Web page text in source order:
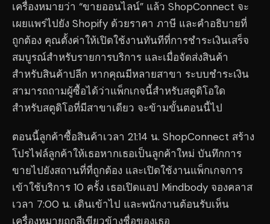
เครื่องหมายว่า “ขายออนไลน์” แล้ว ShopConnect จะ
เผยแพร่ไปยัง Shopify ด้วยราคา ภาษี และคำอธิบายที่
ถูกต้อง คุณตั้งค่าให้เปิดใช้งานทันทีที่การชำระเงินเสร็จ
สมบูรณ์สำหรับรายการบริการ และเมื่อจัดส่งสินค้า
สำหรับสินค้าปลีก หากคุณมีหลายสาขา ระบบชำระเงิน
สามารถถามผู้ซื้อได้ว่าแพ็กเกจนี้สำหรับสตูดิโอใด
สำหรับสตูดิโอที่มีสาขาเดียว จะข้ามขั้นตอนนี้ไป
ตอนนี้ลูกค้าซื้อสินค้าเวลา 21:14 น. ShopConnect สร้าง
โปรไฟล์ลูกค้าให้เธอหากเธอเป็นลูกค้าใหม่ บันทึกการ
ขายไปยังสถานที่ที่ถูกต้อง และเปิดใช้งานแพ็กเกจการ
เข้าใช้บริการ 10 ครั้ง เธอเปิดแอป Mindbody จองคลาส
เวลา 7:00 น. เดินเข้าไป และพนักงานต้อนรับเห็น
เครื่องหมายถูกสีเขียวข้างชื่อของเธอ